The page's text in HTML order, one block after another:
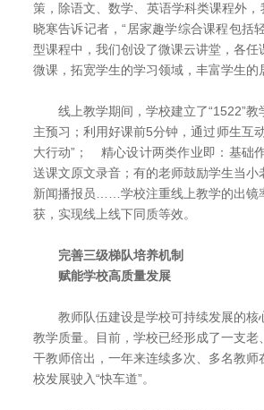
策，除语文、数学、英语学科类课程外，
晓寒告诉记者，“居家趣学综合课程包括
型课程中，我们创设了微课云讲堂，各
微课，拓宽学生的学习领域，丰富学生的
线上教学期间，学校建立了“1522”教
主预习；利用好课前5分钟，通过师生
大行动”； 精心设计两类作业即：基础
送课文原文录音；有的老师鼓励学生当
新闻播报员……学校注重线上教学的出镜
获，实现线上线下同质等效。
完善三级梯队培养机制
赋能学校高质量发展
教师队伍建设是学校可持续发展的核
教学质量。目前，学校已经形成了一支
干教师倍出，一年来连续多次、多名教
校发展驶入“快车道”。